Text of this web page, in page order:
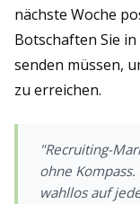
nächste Woche
Botschaften Sie
senden müssen,
zu erreichen.
"Recruiting-
ohne
wahllos auf